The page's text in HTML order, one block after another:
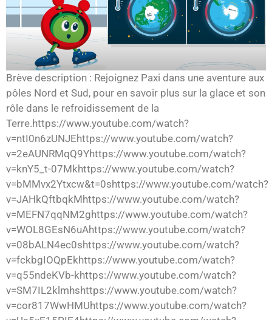
Brève description : Rejoignez Paxi dans une aventure aux
pôles Nord et Sud, pour en savoir plus sur la glace et son
rôle dans le refroidissement de la
Terre.https://www.youtube.com/watch?
v=ntI0n6zUNJEhttps://www.youtube.com/watch?
v=2eAUNRMqQ9Yhttps://www.youtube.com/watch?
v=knY5_t-07Mkhttps://www.youtube.com/watch?
v=bMMvx2Ytxcw&t=0shttps://www.youtube.com/watch?
v=JAHkQftbqkMhttps://www.youtube.com/watch?
v=MEFN7qqNM2ghttps://www.youtube.com/watch?
v=WOL8GEsN6uAhttps://www.youtube.com/watch?
v=08bALN4ec0shttps://www.youtube.com/watch?
v=fckbgIOQpEkhttps://www.youtube.com/watch?
v=q55ndeKVb-khttps://www.youtube.com/watch?
v=SM7IL2klmhshttps://www.youtube.com/watch?
v=cor817WwHMUhttps://www.youtube.com/watch?